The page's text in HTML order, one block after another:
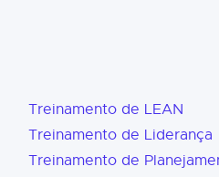
Treinamento de LEAN
Treinamento de Liderança
Treinamento de